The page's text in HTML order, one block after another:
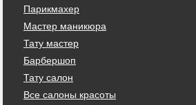
Парикмахер
Мастер маникюра
Тату мастер
Барбершоп
Тату салон
Все салоны красоты